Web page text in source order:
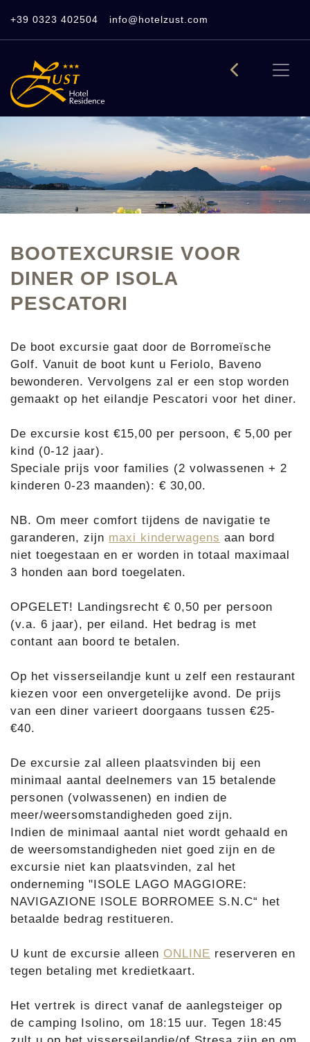
+39 0323 402504 info@hotelzust.com
BOOTEXCURSIE VOOR
DINER OP ISOLA
PESCATORI
De boot excursie gaat door de Borromeïsche
Golf. Vanuit de boot kunt u Feriolo, Baveno
bewonderen. Vervolgens zal er een stop worden
gemaakt op het eilandje Pescatori voor het diner.
De excursie kost €15,00 per persoon, € 5,00 per
kind (0-12 jaar).
Speciale prijs voor families (2 volwassenen + 2
kinderen 0-23 maanden): € 30,00.
NB. Om meer comfort tijdens de navigatie te
garanderen, zijn maxi kinderwagens aan bord
niet toegestaan en er worden in totaal maximaal
3 honden aan bord toegelaten.
OPGELET! Landingsrecht € 0,50 per persoon
(v.a. 6 jaar), per eiland. Het bedrag is met
contant aan boord te betalen.
Op het visserseilandje kunt u zelf een restaurant
kiezen voor een onvergetelijke avond. De prijs
van een diner varieert doorgaans tussen €25-
€40.
De excursie zal alleen plaatsvinden bij een
minimaal aantal deelnemers van 15 betalende
personen (volwassenen) en indien de
meer/weersomstandigheden goed zijn.
Indien de minimaal aantal niet wordt gehaald en
de weersomstandigheden niet goed zijn en de
excursie niet kan plaatsvinden, zal het
onderneming "ISOLE LAGO MAGGIORE:
NAVIGAZIONE ISOLE BORROMEE S.N.C“ het
betaalde bedrag restitueren.
U kunt de excursie alleen ONLINE reserveren en
tegen betaling met kredietkaart.
Het vertrek is direct vanaf de aanlegsteiger op
de camping Isolino, om 18:15 uur. Tegen 18:45